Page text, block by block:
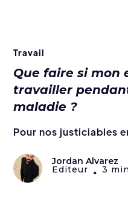
Travail
Que faire si mon
travailler
maladie ?
Pour nos justiciables
Jordan Alvarez
Editeur • 3